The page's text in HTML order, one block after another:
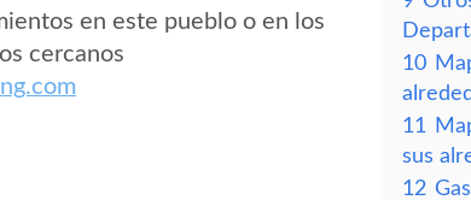
en este pueblo o en los
cercanos
10
11
sus
12